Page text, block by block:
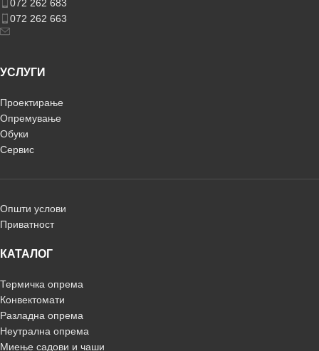
072 262 683
072 262 663
УСЛУГИ
Проектирање
Опремување
Обуки
Сервис
Општи услови
Приватност
КАТАЛОГ
Термичка опрема
Конвектомати
Разладна опрема
Неутрална опрема
Миење садови и чаши